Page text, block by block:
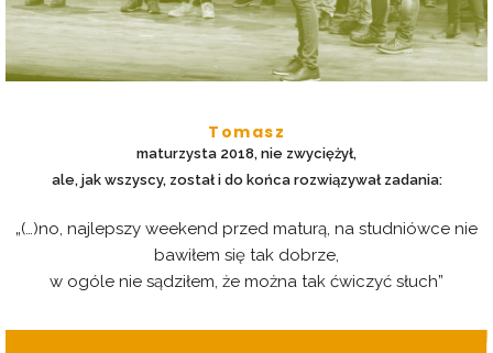
Tomasz
maturzysta 2018, nie zwyciężył,
ale, jak wszyscy, został i do końca rozwiązywał zadania:
„(…)no, najlepszy weekend przed maturą, na studniówce nie
bawiłem się tak dobrze,
w ogóle nie sądziłem, że można tak ćwiczyć słuch”